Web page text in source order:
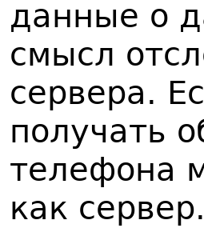
данные о
смысл
сервера.
получать
телефона
как сервер.